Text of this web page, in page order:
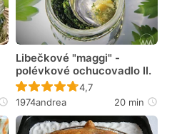
hodnocen
Libečkové "maggi" -
polévkové ochucovadlo II.
Recept ještě nebyl
4,7
1974andrea
20 min